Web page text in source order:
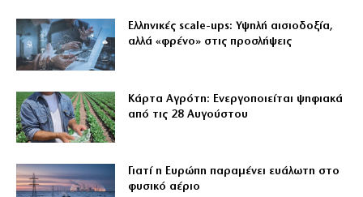
Ελληνικές scale-ups: Υψηλή αισιοδοξία,
αλλά «φρένο» στις προσλήψεις
Κάρτα Αγρότη: Ενεργοποιείται ψηφιακά
από τις 28 Αυγούστου
Γιατί η Ευρώπη παραμένει ευάλωτη στο
φυσικό αέριο